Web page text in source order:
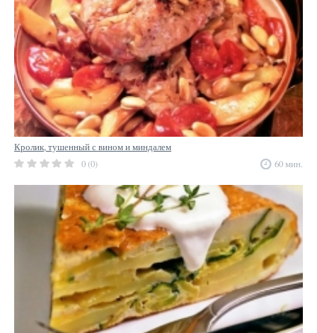
Кролик, тушенный с вином и миндалем
0 (0)
60 мин.